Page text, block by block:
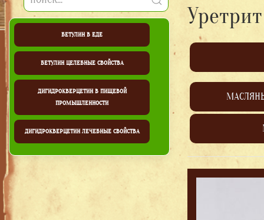
БЕТУЛИН В ЕДЕ
БЕТУЛИН ЦЕЛЕБНЫЕ СВОЙСТВА
ДИГИДРОКВЕРЦЕТИН В ПИЩЕВОЙ
ПРОМЫШЛЕННОСТИ
ДИГИДРОКВЕРЦЕТИН ЛЕЧЕБНЫЕ СВОЙСТВА